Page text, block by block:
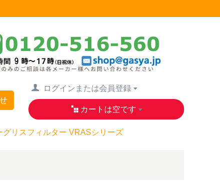
ログインまたは会員登録
カートは空です
グリスフィルター VRASシリーズ